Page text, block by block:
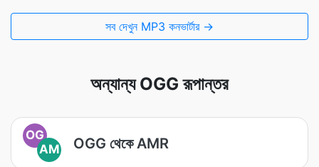
সব দেখুন MP3 কনভার্টার →
অন্যান্য OGG রূপান্তর
OG
AM
OGG থেকে AMR